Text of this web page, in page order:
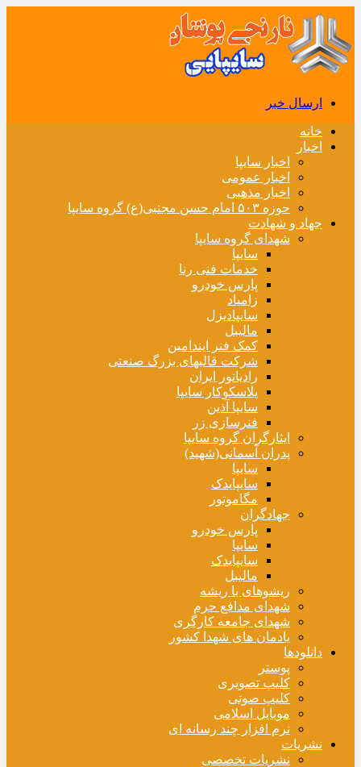
ارسال خبر
خانه
اخبار
اخبار سایپا
اخبار عمومی
اخبار مذهبی
حوزه ۵۰۳ امام حسن مجتبی(ع) گروه سایپا
جهاد و شهادت
شهدای گروه سایپا
سایپا
خدمات فنی رنا
پارس خودرو
زامیاد
سایپادیزل
مالیبل
کمک فنر ایندامین
شرکت قالبهای بزرگ صنعتی
رادیاتور ایران
پلاسکوکار سایپا
سایپا آذین
فنرسازی زر
ایثارگران گروه سایپا
پدران آسمانی(شهید)
سایپا
سایپایدک
مگاموتور
جهادگران
پارس خودرو
سایپا
سایپایدک
مالیبل
ریشوهای با ریشه
شهدای مدافع حرم
شهدای جامعه کارگری
یادمان های شهدا کشور
دانلودها
پوستر
کلیپ تصویری
کلیپ صوتی
موبایل اسلامی
نرم افزار چند رسانه ای
نشریات
نشریات تخصصی